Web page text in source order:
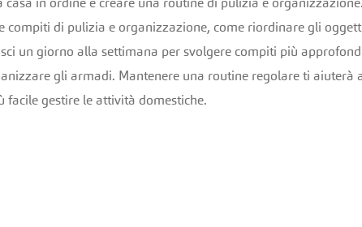
in ordine è creare una routine di pulizia e
compiti di pulizia e organizzazione, come riordinare gli
un giorno alla settimana per svolgere compiti più
gli armadi. Mantenere una routine regolare ti aiuterà
facile gestire le attività domestiche.